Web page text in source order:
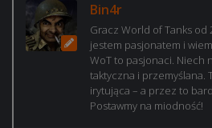
Bin4r
Gracz World of Tanks od
jestem pasjonatem i
WoT to pasjonaci. Niech
taktyczna i przemyślana.
irytująca – a przez to
Postawmy na miodność!